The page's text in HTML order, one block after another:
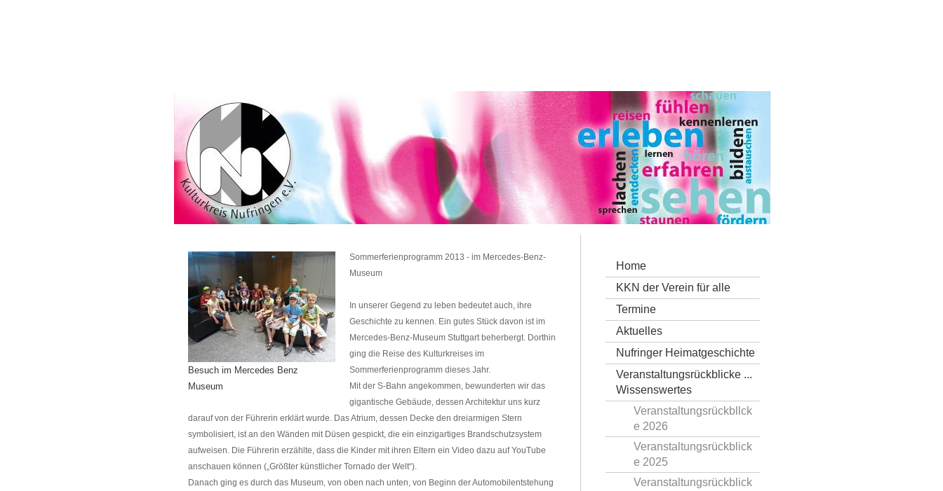
Besuch im Mercedes Benz
Museum
Sommerferienprogramm 2013 - im Mercedes-Benz-
Museum
In unserer Gegend zu leben bedeutet auch, ihre
Geschichte zu kennen. Ein gutes Stück davon ist im
Mercedes-Benz-Museum Stuttgart beherbergt. Dorthin
ging die Reise des Kulturkreises im
Sommerferienprogramm dieses Jahr.
Mit der S-Bahn angekommen, bewunderten wir das
gigantische Gebäude, dessen Architektur uns kurz
darauf von der Führerin erklärt wurde. Das Atrium, dessen Decke den dreiarmigen Stern
symbolisiert, ist an den Wänden mit Düsen gespickt, die ein einzigartiges Brandschutzsystem
aufweisen. Die Führerin erzählte, dass die Kinder mit ihren Eltern ein Video dazu auf YouTube
anschauen können („Größter künstlicher Tornado der Welt“).
Danach ging es durch das Museum, von oben nach unten, von Beginn der Automobilentstehung
Home
KKN der Verein für alle
Termine
Aktuelles
Nufringer Heimatgeschichte
Veranstaltungsrückblicke ...
Wissenswertes
Veranstaltungsrückbllck
e 2026
Veranstaltungsrückblick
e 2025
Veranstaltungsrückblick